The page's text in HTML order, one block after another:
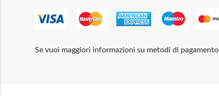
Se vuoi maggiori informazioni su metodi di pagamento